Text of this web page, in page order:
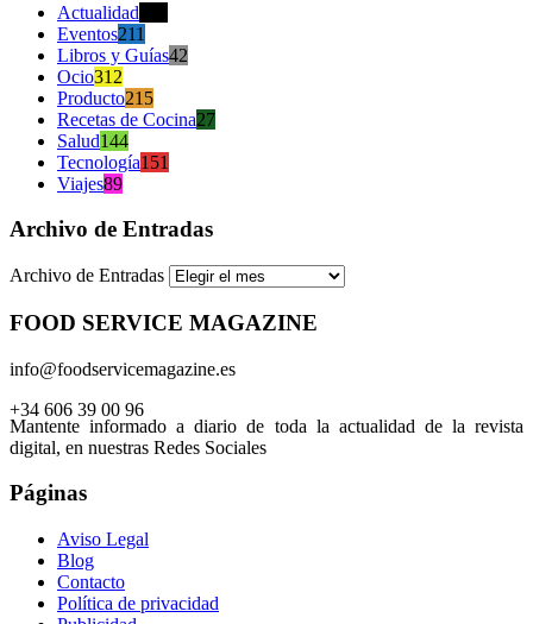
Actualidad
Eventos211
Libros y Guías42
Ocio312
Producto215
Recetas de Cocina27
Salud144
Tecnología151
Viajes89
Archivo de Entradas
Archivo de Entradas
FOOD SERVICE MAGAZINE
info@foodservicemagazine.es
+34 606 39 00 96
Mantente informado a diario de toda la actualidad de la revista
digital, en nuestras Redes Sociales
Páginas
Aviso Legal
Blog
Contacto
Política de privacidad